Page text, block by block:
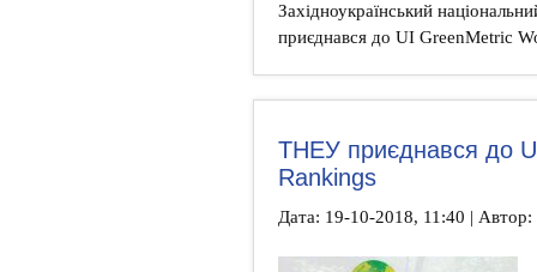
Західноукраїнський
приєднався до UI GreenMetric
ТНЕУ приєднався до
Rankings
Дата: 19-10-2018, 11:40 | Автор: